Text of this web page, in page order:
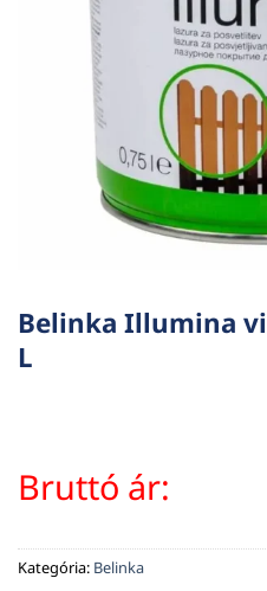
Belinka Illumina
L
Bruttó ár:
Kategória: Belinka